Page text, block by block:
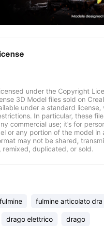
under the Copyright
3D Model files sold on
under a standard license,
In particular, these
commercial use; it’s for
or any portion of the model in
may not be shared,
remixed, duplicated, or sold.
fulmine fulmine articolato dra
drago elettrico drago